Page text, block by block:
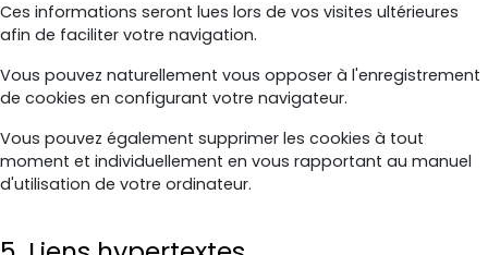
Ces informations seront lues lors de vos visites ultérieures
afin de faciliter votre navigation.
Vous pouvez naturellement vous opposer à l'enregistrement
de cookies en configurant votre navigateur.
Vous pouvez également supprimer les cookies à tout
moment et individuellement en vous rapportant au manuel
d'utilisation de votre ordinateur.